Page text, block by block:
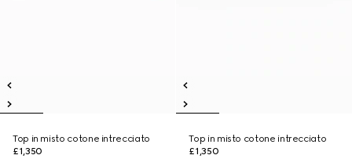
Top in misto cotone intrecciato
£1,350
Top in misto cotone intrecciato
£1,350